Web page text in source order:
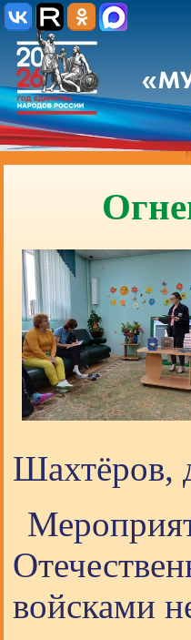
Шахтёров,
войсками